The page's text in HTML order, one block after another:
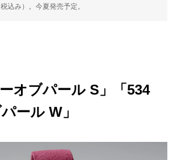
込み）。今夏発売予定。
ーオブパール S」「534
ール W」